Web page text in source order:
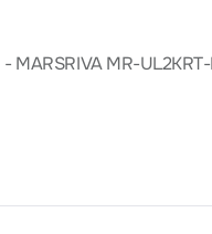
MARSRIVA MR-